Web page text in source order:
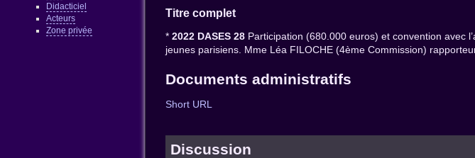
Didacticiel
Acteurs
Zone privée
Titre complet
*2022 DASES 28 Participation (680.000 euros) et convention avec
jeunes parisiens. Mme Léa FILOCHE (4ème Commission)
Documents administratifs
Short URL
Discussion